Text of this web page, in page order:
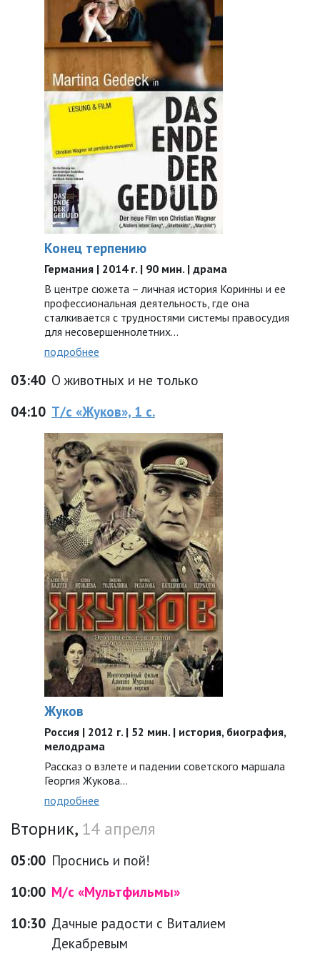
Конец терпению
Германия | 2014 г. | 90 мин. | драма
В центре сюжета – личная история Коринны и ее
профессиональная деятельность, где она
сталкивается с трудностями системы правосудия
для несовершеннолетних…
подробнее
03:40 О животных и не только
04:10 Т/с «Жуков», 1 с.
Жуков
Россия | 2012 г. | 52 мин. | история, биография,
мелодрама
Рассказ о взлете и падении советского маршала
Георгия Жукова…
подробнее
Вторник, 14 апреля
05:00 Проснись и пой!
10:00 М/с «Мультфильмы»
10:30 Дачные радости с Виталием
Декабревым